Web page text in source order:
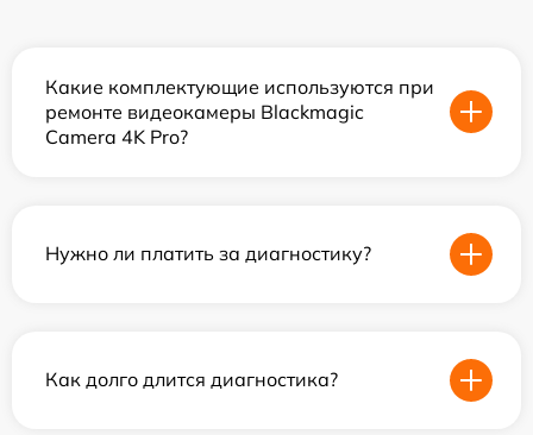
Какие комплектующие используются при
ремонте видеокамеры Blackmagic
Camera 4K Pro?
Нужно ли платить за диагностику?
Как долго длится диагностика?